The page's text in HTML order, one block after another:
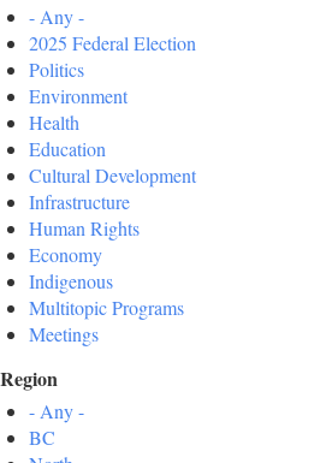
- Any -
2025 Federal Election
Politics
Environment
Health
Education
Cultural Development
Infrastructure
Human Rights
Economy
Indigenous
Multitopic Programs
Meetings
Region
- Any -
BC